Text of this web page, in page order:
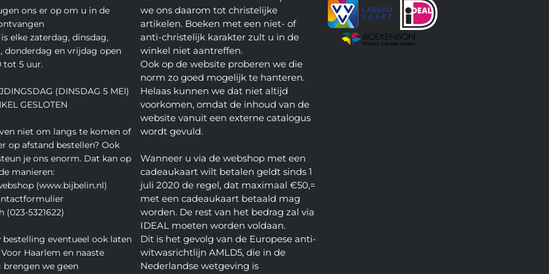
ons er op om u in de
elke zaterdag, dinsdag,
donderdag en vrijdag open
tot 5 uur.
(DINSDAG 5 MEI)
GESLOTEN
niet om langs te komen of
op afstand bestellen? Ook
je ons enorm. Dat kan op
manieren:
(www.bijbelin.nl)
(023-5321622)
bestelling eventueel ook laten
Haarlem en naaste
we geen
we ons daarom tot christelijke
artikelen. Boeken met een niet- of
anti-christelijk karakter zult u in de
winkel niet aantreffen.
Ook op de website proberen we die
norm zo goed mogelijk te hanteren.
Helaas kunnen we dat niet altijd
voorkomen, omdat de inhoud van de
website vanuit een externe catalogus
wordt gevuld.
Wanneer u via de webshop met een
cadeaukaart wilt betalen geldt sinds 1
juli 2020 de regel, dat maximaal €50,=
met een cadeaukaart betaald mag
worden. De rest van het bedrag zal via
IDEAL moeten worden voldaan.
Dit is het gevolg van de Europese anti-
witwasrichtlijn AMLD5, die in de
Nederlandse wetgeving is